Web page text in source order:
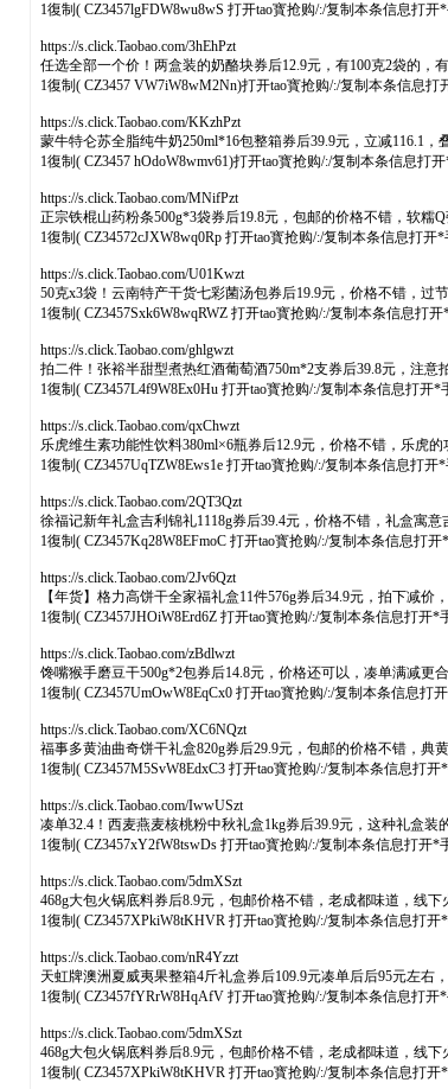
1復制( CZ3457lgFDW8wu8wS 打开tao寳抢购/:/复制本条信息打
https://s.click.Taobao.com/3hEhPzt
任选全部一个价！两盒装的奶酪块券后12.9元，有100克2袋的，
1復制( CZ3457 VW7iW8wM2Nn)打开tao寳抢购/:/复制本条信息
https://s.click.Taobao.com/KKzhPzt
蒙牛特仑苏全脂纯牛奶250ml*16包整箱券后39.9元，立减116.1
1復制( CZ3457 hOdoW8wmv61)打开tao寳抢购/:/复制本条信息打
https://s.click.Taobao.com/MNifPzt
正宗铁棍山药粉条500g*3袋券后19.8元，包邮的价格不错，软
1復制( CZ34572cJXW8wq0Rp 打开tao寳抢购/:/复制本条信息打
https://s.click.Taobao.com/U01Kwzt
50克x3袋！云南特产干货七彩菌汤包券后19.9元，价格不错，过
1復制( CZ3457Sxk6W8wqRWZ 打开tao寳抢购/:/复制本条信息打
https://s.click.Taobao.com/ghlgwzt
拍二件！张裕半甜型煮热红酒葡萄酒750m*2支券后39.8元，注
1復制( CZ3457L4f9W8Ex0Hu 打开tao寳抢购/:/复制本条信息打开
https://s.click.Taobao.com/qxChwzt
乐虎维生素功能性饮料380ml×6瓶券后12.9元，价格不错，乐虎
1復制( CZ3457UqTZW8Ews1e 打开tao寳抢购/:/复制本条信息打
https://s.click.Taobao.com/2QT3Qzt
徐福记新年礼盒吉利锦礼1118g券后39.4元，价格不错，礼盒寓
1復制( CZ3457Kq28W8EFmoC 打开tao寳抢购/:/复制本条信息打
https://s.click.Taobao.com/2Jv6Qzt
【年货】格力高饼干全家福礼盒11件576g券后34.9元，拍下减
1復制( CZ3457JHOiW8Erd6Z 打开tao寳抢购/:/复制本条信息打开
https://s.click.Taobao.com/zBdlwzt
馋嘴猴手磨豆干500g*2包券后14.8元，价格还可以，凑单满减
1復制( CZ3457UmOwW8EqCx0 打开tao寳抢购/:/复制本条信息打
https://s.click.Taobao.com/XC6NQzt
福事多黄油曲奇饼干礼盒820g券后29.9元，包邮的价格不错，典
1復制( CZ3457M5SvW8EdxC3 打开tao寳抢购/:/复制本条信息打
https://s.click.Taobao.com/IwwUSzt
凑单32.4！西麦燕麦核桃粉中秋礼盒1kg券后39.9元，这种礼盒
1復制( CZ3457xY2fW8tswDs 打开tao寳抢购/:/复制本条信息打开
https://s.click.Taobao.com/5dmXSzt
468g大包火锅底料券后8.9元，包邮价格不错，老成都味道，线
1復制( CZ3457XPkiW8tKHVR 打开tao寳抢购/:/复制本条信息打
https://s.click.Taobao.com/nR4Yzzt
天虹牌澳洲夏威夷果整箱4斤礼盒券后109.9元凑单后后95元左
1復制( CZ3457fYRrW8HqAfV 打开tao寳抢购/:/复制本条信息打
https://s.click.Taobao.com/5dmXSzt
468g大包火锅底料券后8.9元，包邮价格不错，老成都味道，线
1復制( CZ3457XPkiW8tKHVR 打开tao寳抢购/:/复制本条信息打